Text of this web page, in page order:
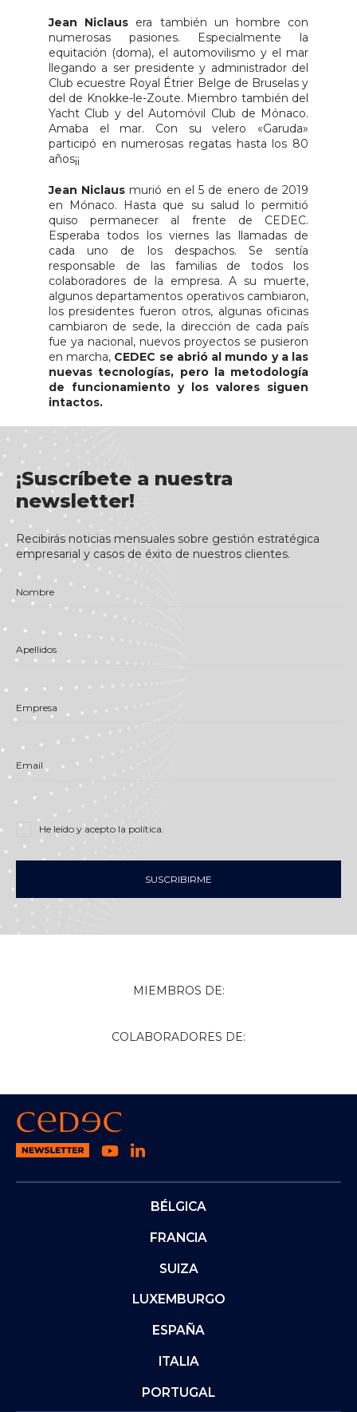
Jean Niclaus era también un hombre con
numerosas pasiones. Especialmente la
equitación (doma), el automovilismo y el mar
llegando a ser presidente y administrador del
Club ecuestre Royal Étrier Belge de Bruselas y
del de Knokke-le-Zoute. Miembro también del
Yacht Club y del Automóvil Club de Mónaco.
Amaba el mar. Con su velero «Garuda»
participó en numerosas regatas hasta los 80
años¡¡
Jean Niclaus murió en el 5 de enero de 2019
en Mónaco. Hasta que su salud lo permitió
quiso permanecer al frente de CEDEC.
Esperaba todos los viernes las llamadas de
cada uno de los despachos. Se sentía
responsable de las familias de todos los
colaboradores de la empresa. A su muerte,
algunos departamentos operativos cambiaron,
los presidentes fueron otros, algunas oficinas
cambiaron de sede, la dirección de cada país
fue ya nacional, nuevos proyectos se pusieron
en marcha, CEDEC se abrió al mundo y a las
nuevas tecnologías, pero la metodología
de funcionamiento y los valores siguen
intactos.
¡Suscríbete a nuestra
newsletter!
Recibirás noticias mensuales sobre gestión estratégica
empresarial y casos de éxito de nuestros clientes.
Nombre
Apellidos
Empresa
Email
He leído y acepto la política
SUSCRIBIRME
MIEMBROS DE:
COLABORADORES DE:
BÉLGICA
FRANCIA
SUIZA
LUXEMBURGO
ESPAÑA
ITALIA
PORTUGAL